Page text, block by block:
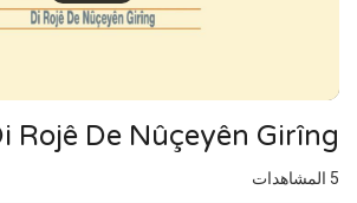
Di Rojê De Nûçeyên Girîng
المشاهدات